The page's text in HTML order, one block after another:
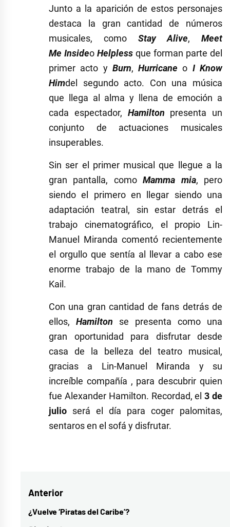
Junto a la aparición de estos personajes
destaca la gran cantidad de números
musicales, como Stay Alive, Meet
Me Insideo Helpless que forman parte del
primer acto y Burn,Hurricaneo I Know
Himdel segundo acto. Con una música
que llega al alma y llena de emoción a
cada espectador, Hamilton presenta un
conjunto de actuaciones musicales
insuperables.
Sin ser el primer musical que llegue a la
gran pantalla, comoMamma mia, pero
siendo el primero en llegar siendo una
adaptación teatral, sin estar detrás el
trabajo cinematográfico, el propio Lin-
Manuel Miranda comentó recientemente
el orgullo que sentía al llevar a cabo ese
enorme trabajo de la mano de Tommy
Kail.
Con una gran cantidad de fans detrás de
ellos, Hamilton se presenta como una
gran oportunidad para disfrutar desde
casa de la belleza del teatro musical,
gracias a Lin-Manuel Miranda y su
increíble compañía , para descubrir quien
fue Alexander Hamilton. Recordad, el3 de
julio será el día para coger palomitas,
sentaros en el sofá y disfrutar.
Hamilton
musicales
Navegación
de
Anterior
Entrada
¿Vuelve ‘Piratas del Caribe’?